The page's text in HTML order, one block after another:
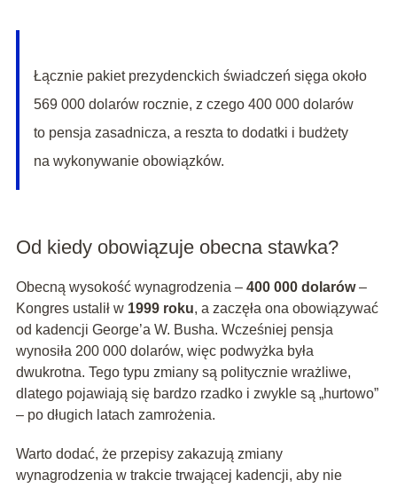
Łącznie pakiet prezydenckich świadczeń sięga około
569 000 dolarów rocznie, z czego 400 000 dolarów
to pensja zasadnicza, a reszta to dodatki i budżety
na wykonywanie obowiązków.
Od kiedy obowiązuje obecna stawka?
Obecną wysokość wynagrodzenia – 400 000 dolarów–
Kongres ustalił w 1999 roku, a zaczęła ona obowiązywać
od kadencji George’a W. Busha. Wcześniej pensja
wynosiła 200 000 dolarów, więc podwyżka była
dwukrotna. Tego typu zmiany są politycznie wrażliwe,
dlatego pojawiają się bardzo rzadko i zwykle są „hurtowo”
– po długich latach zamrożenia.
Warto dodać, że przepisy zakazują zmiany
wynagrodzenia w trakcie trwającej kadencji, aby nie